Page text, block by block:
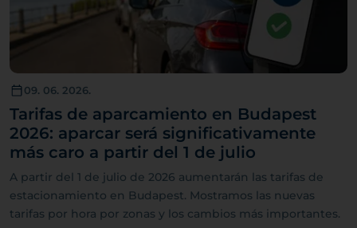
09. 06. 2026.
Tarifas de aparcamiento en Budapest
2026: aparcar será significativamente
más caro a partir del 1 de julio
A partir del 1 de julio de 2026 aumentarán las tarifas de
estacionamiento en Budapest. Mostramos las nuevas
tarifas por hora por zonas y los cambios más importantes.